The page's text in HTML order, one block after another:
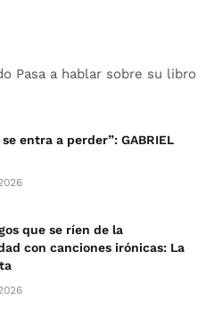
Pasa a hablar sobre su libro
entra a perder”: GABRIEL
que se ríen de la
con canciones irónicas: La